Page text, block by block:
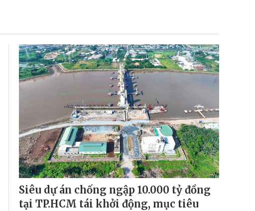
Siêu dự án chống ngập 10.000 tỷ đồng
tại TP.HCM tái khởi động, mục tiêu